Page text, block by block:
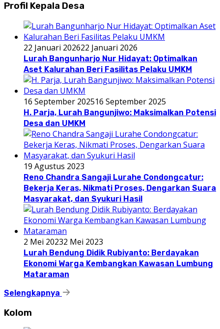
Profil Kepala Desa
22 Januari 202622 Januari 2026
Lurah Bangunharjo Nur Hidayat: Optimalkan
Aset Kalurahan Beri Fasilitas Pelaku UMKM
16 September 202516 September 2025
H. Parja, Lurah Bangunjiwo: Maksimalkan Potensi
Desa dan UMKM
19 Agustus 2023
Reno Chandra Sangaji Lurahe Condongcatur:
Bekerja Keras, Nikmati Proses, Dengarkan Suara
Masyarakat, dan Syukuri Hasil
2 Mei 20232 Mei 2023
Lurah Bendung Didik Rubiyanto: Berdayakan
Ekonomi Warga Kembangkan Kawasan Lumbung
Mataraman
Selengkapnya
Kolom